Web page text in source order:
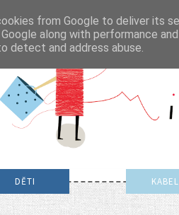
DĚTI
from Google to deliver its
along with performance
detect and address abuse.